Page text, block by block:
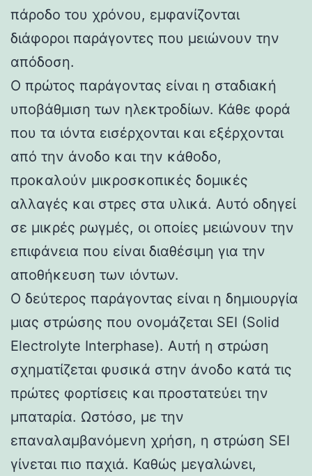
πάροδο του χρόνου, εμφανίζονται
διάφοροι παράγοντες που μειώνουν την
απόδοση.
Ο πρώτος παράγοντας είναι η σταδιακή
υποβάθμιση των ηλεκτροδίων. Κάθε φορά
που τα ιόντα εισέρχονται και εξέρχονται
από την άνοδο και την κάθοδο,
προκαλούν μικροσκοπικές δομικές
αλλαγές και στρες στα υλικά. Αυτό οδηγεί
σε μικρές ρωγμές, οι οποίες μειώνουν την
επιφάνεια που είναι διαθέσιμη για την
αποθήκευση των ιόντων.
Ο δεύτερος παράγοντας είναι η δημιουργία
μιας στρώσης που ονομάζεται SEI (Solid
Electrolyte Interphase). Αυτή η στρώση
σχηματίζεται φυσικά στην άνοδο κατά τις
πρώτες φορτίσεις και προστατεύει την
μπαταρία. Ωστόσο, με την
επαναλαμβανόμενη χρήση, η στρώση SEI
γίνεται πιο παχιά. Καθώς μεγαλώνει,